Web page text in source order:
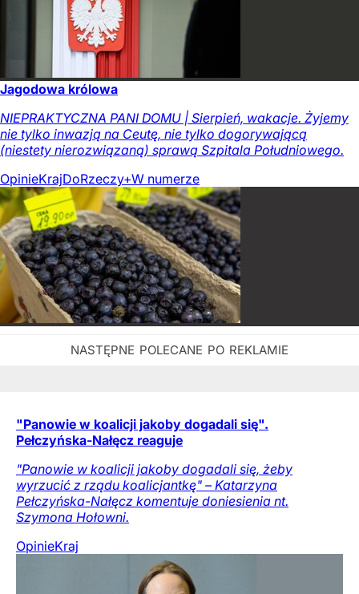
Jagodowa królowa
NIEPRAKTYCZNA PANI DOMU | Sierpień, wakacje. Żyjemy
nie tylko inwazją na Ceutę, nie tylko dogorywającą
(niestety nierozwiązaną) sprawą Szpitala Południowego.
OpinieKrajDoRzeczy+W numerze
"Panowie w koalicji jakoby dogadali się".
Pełczyńska-Nałęcz reaguje
"Panowie w koalicji jakoby dogadali się, żeby
wyrzucić z rządu koalicjantkę" – Katarzyna
Pełczyńska-Nałęcz komentuje doniesienia nt.
Szymona Hołowni.
OpinieKraj